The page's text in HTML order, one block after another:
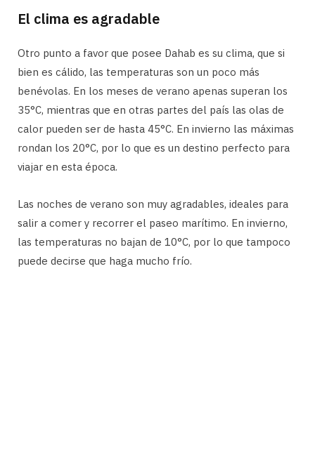
El clima es agradable
Otro punto a favor que posee Dahab es su clima, que si
bien es cálido, las temperaturas son un poco más
benévolas. En los meses de verano apenas superan los
35°C, mientras que en otras partes del país las olas de
calor pueden ser de hasta 45°C. En invierno las máximas
rondan los 20°C, por lo que es un destino perfecto para
viajar en esta época.
Las noches de verano son muy agradables, ideales para
salir a comer y recorrer el paseo marítimo. En invierno,
las temperaturas no bajan de 10°C, por lo que tampoco
puede decirse que haga mucho frío.